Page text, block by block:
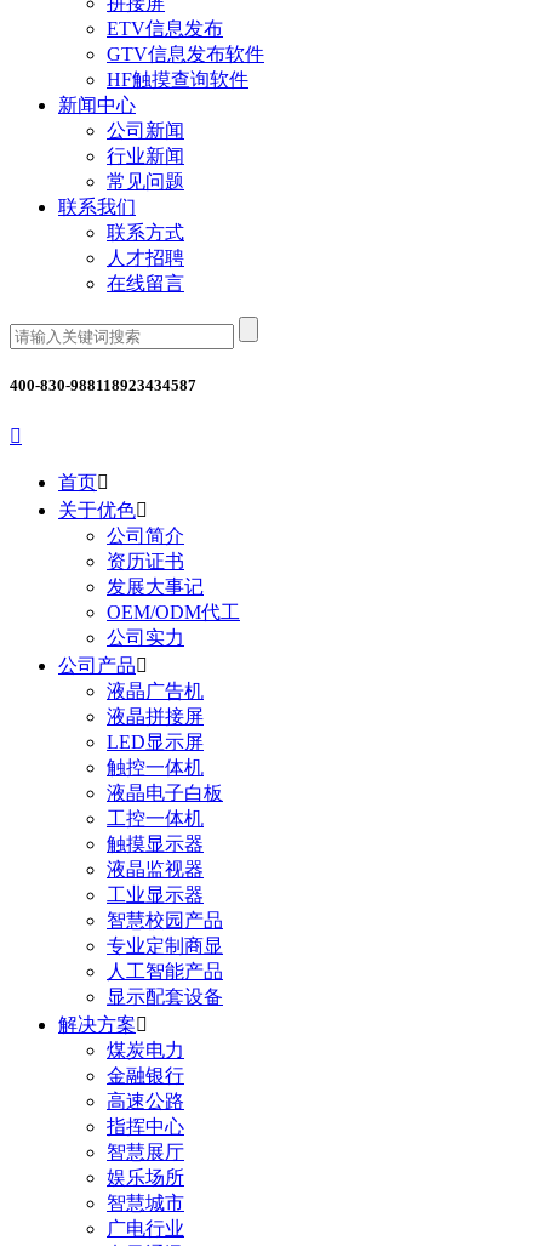
ETV信息发布
GTV信息发布软件
HF触摸查询软件
新闻中心
公司新闻
行业新闻
常见问题
联系我们
联系方式
人才招聘
在线留言
400-830-988118923434587

首页
关于优色
公司简介
资历证书
发展大事记
OEM/ODM代工
公司实力
公司产品
液晶广告机
液晶拼接屏
LED显示屏
触控一体机
液晶电子白板
工控一体机
触摸显示器
液晶监视器
工业显示器
智慧校园产品
专业定制商显
人工智能产品
显示配套设备
解决方案
煤炭电力
金融银行
高速公路
指挥中心
智慧展厅
娱乐场所
智慧城市
广电行业